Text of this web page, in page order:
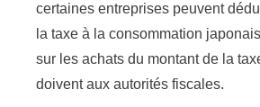
certaines entreprises peuvent
la taxe à la consommation
sur les achats du montant de la
doivent aux autorités fiscales.